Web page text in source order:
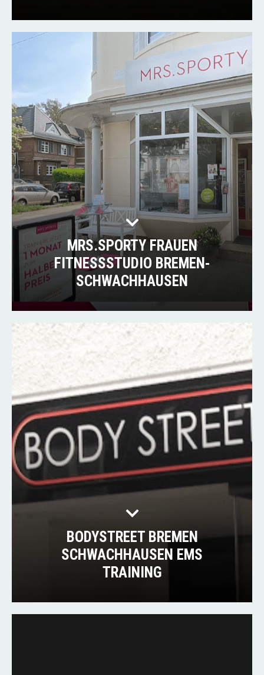
MRS.SPORTY FRAUEN
FITNESSSTUDIO BREMEN-
SCHWACHHAUSEN
BODYSTREET BREMEN
SCHWACHHAUSEN EMS
TRAINING